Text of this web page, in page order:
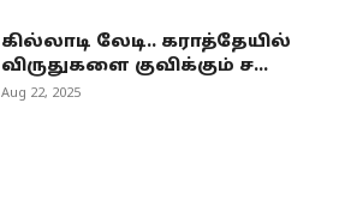
கில்லாடி லேடி.. கராத்தேயில்
விருதுகளை குவிக்கும் ச...
Aug 22, 2025